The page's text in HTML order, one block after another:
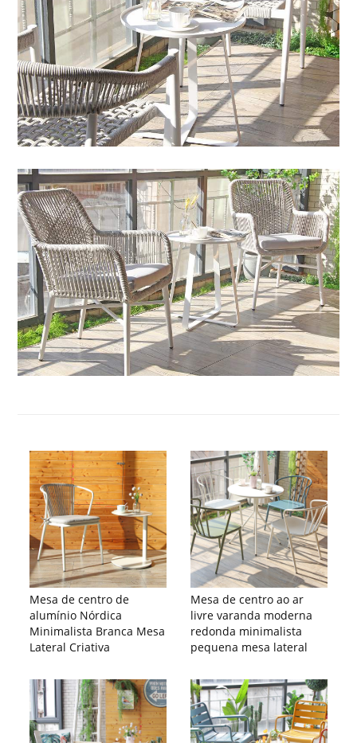
Mesa de centro de
alumínio Nórdica
Minimalista Branca Mesa
Lateral Criativa
Mesa de centro ao ar
livre varanda moderna
redonda minimalista
pequena mesa lateral